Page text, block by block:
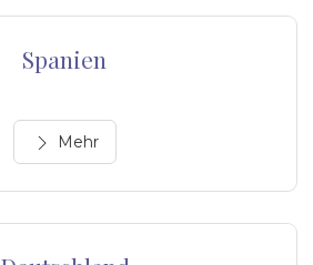
Spanien
Mehr